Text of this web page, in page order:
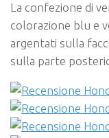
La confezione di
colorazione blu e
argentati sulla
sulla parte